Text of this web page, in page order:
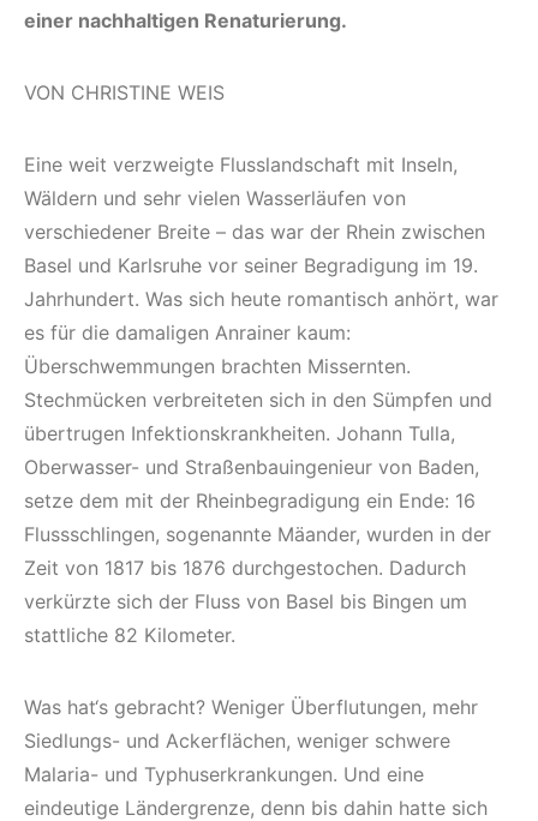
einer nachhaltigen Renaturierung.
VON CHRISTINE WEIS
Eine weit verzweigte Flusslandschaft mit Inseln,
Wäldern und sehr vielen Wasserläufen von
verschiedener Breite – das war der Rhein zwischen
Basel und Karlsruhe vor seiner Begradigung im 19.
Jahrhundert. Was sich heute romantisch anhört, war
es für die damaligen Anrainer kaum:
Überschwemmungen brachten Missernten.
Stechmücken verbreiteten sich in den Sümpfen und
übertrugen Infektionskrankheiten. Johann Tulla,
Oberwasser- und Straßenbauingenieur von Baden,
setze dem mit der Rheinbegradigung ein Ende: 16
Flussschlingen, sogenannte Mäander, wurden in der
Zeit von 1817 bis 1876 durchgestochen. Dadurch
verkürzte sich der Fluss von Basel bis Bingen um
stattliche 82 Kilometer.
Was hat‘s gebracht? Weniger Überflutungen, mehr
Siedlungs- und Ackerflächen, weniger schwere
Malaria- und Typhuserkrankungen. Und eine
eindeutige Ländergrenze, denn bis dahin hatte sich